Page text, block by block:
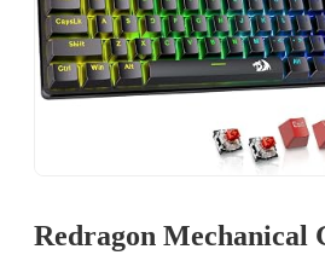
Redragon Mechanical